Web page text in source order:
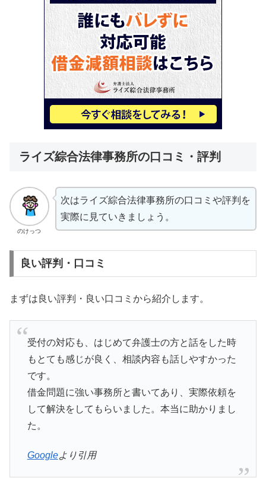
ライズ綜合法律事務所の口コミ・評判
のけっつ
次はライズ綜合法律事務所の口コミや評判を
実際に見ていきましょう。
良い評判・口コミ
まずは良い評判・良い口コミから紹介します。
受付の対応も、はじめて弁護士の方と話をした時
もとても感じが良く、相談内容も話しやすかった
です。
借金問題に強い事務所と書いてあり、実際依頼を
して解決をしてもらいました。本当に助かりまし
た。
Googleより引用